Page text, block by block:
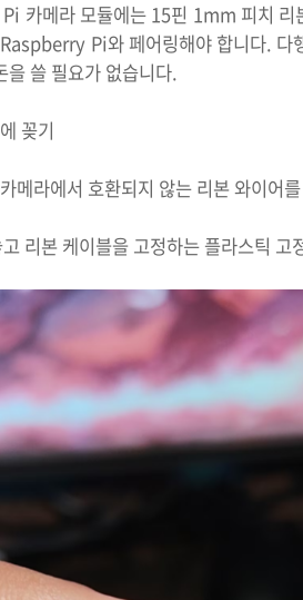
카메라 모듈에는 15핀 1mm 피치
Pi와 페어링해야 합니다.
을 쓸 필요가 없습니다.
꽂기
메라에서 호환되지 않는 리본 와이어
리본 케이블을 고정하는 플라스틱 고